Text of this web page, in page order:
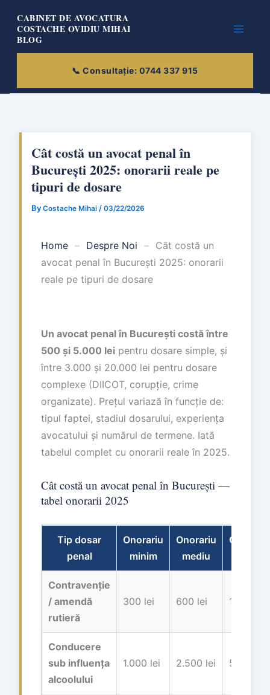
content
CABINET DE AVOCATURA
COSTACHE OVIDIU MIHAI
BLOG
Cât costă un avocat penal în
București 2025: onorarii reale pe
tipuri de dosare
By Costache Mihai / 03/22/2026
Home – Despre Noi – Cât costă un
avocat penal în București 2025: onorarii
reale pe tipuri de dosare
Un avocat penal în București costă între
500 și 5.000 lei pentru dosare simple, și
între 3.000 și 20.000 lei pentru dosare
complexe (DIICOT, corupție, crime
organizate). Prețul variază în funcție de:
tipul faptei, stadiul dosarului, experiența
avocatului și numărul de termene. Iată
tabelul complet cu onorarii reale în 2025.
Cât costă un avocat penal în București —
tabel onorarii 2025
Tip dosar
penal
Onorariu
minim
Onorariu
mediu
Onorariu
Contravenție
/ amendă
rutieră
300 lei 600 lei 1.500 lei
Conducere
sub influența
alcoolului
1.000 lei 2.500 lei 5.000 lei